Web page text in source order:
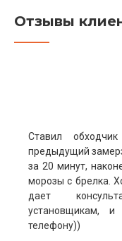
Отзывы
Ставил
предыдущий
за 20 минут,
морозы с брелка.
дает
установщикам,
телефону))